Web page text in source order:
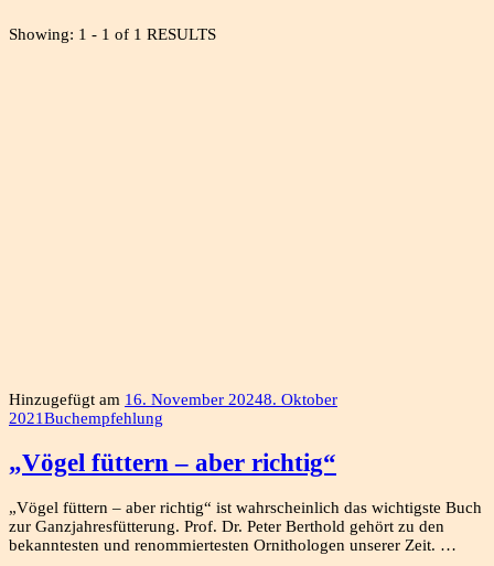
Showing: 1 - 1 of 1 RESULTS
Hinzugefügt am 16. November 20248. Oktober
2021Buchempfehlung
„Vögel füttern – aber richtig“
„Vögel füttern – aber richtig“ ist wahrscheinlich das wichtigste Buch
zur Ganzjahresfütterung. Prof. Dr. Peter Berthold gehört zu den
bekanntesten und renommiertesten Ornithologen unserer Zeit. …